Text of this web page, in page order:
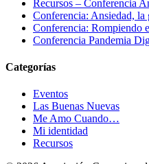
Recursos – Conferencia
Conferencia: Ansiedad, la
Conferencia: Rompiendo
Conferencia Pandemia
Categorías
Eventos
Las Buenas Nuevas
Me Amo Cuando…
Mi identidad
Recursos